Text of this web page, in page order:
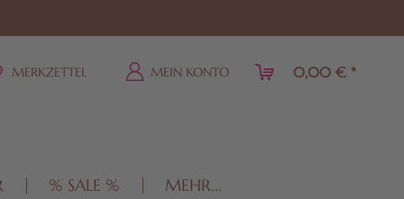
MERKZETTEL MEIN KONTO 0,00 € *
% SALE % MEHR...